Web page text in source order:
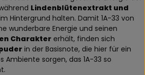
Lindenblütenextrakt und
Hintergrund halten. Damit 1A-33 von
wunderbare Energie und seinen
Charakter erhält, finden sich
in der Basisnote, die hier für ein
Ambiente sorgen, das 1A-33 so